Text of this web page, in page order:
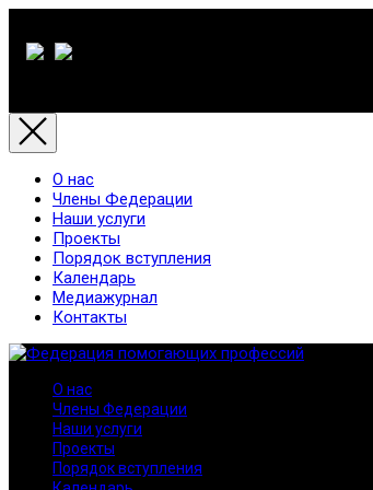
О нас
Члены Федерации
Наши услуги
Проекты
Порядок вступления
Календарь
Медиажурнал
Контакты
О нас
Члены Федерации
Наши услуги
Проекты
Порядок вступления